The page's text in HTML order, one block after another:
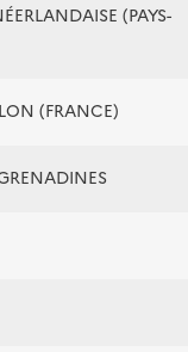
(PAYS-
(FRANCE)